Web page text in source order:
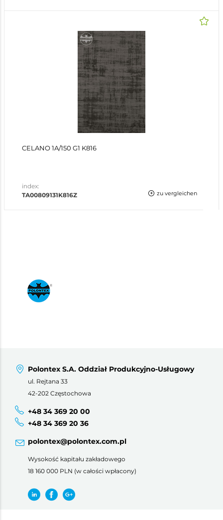
CELANO 1A/150 G1 K816
index:
TA00809131K816Z
zu vergleichen
Polontex S.A. Oddział Produkcyjno-Usługowy
ul. Rejtana 33
42-202 Częstochowa
+48 34 369 20 00
+48 34 369 20 36
polontex@polontex.com.pl
Wysokość kapitału zakładowego
18 160 000 PLN (w całości wpłacony)